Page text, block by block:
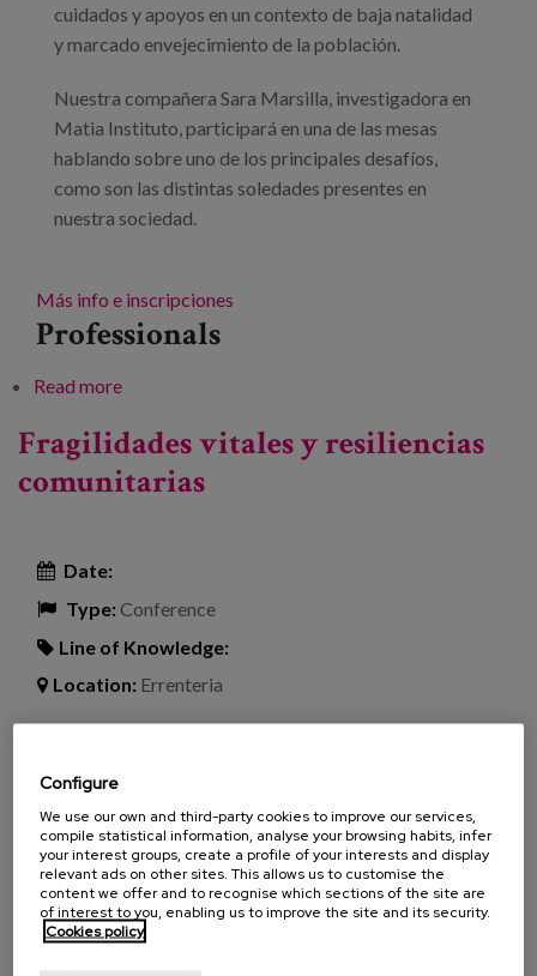
Work with us
cuidados y apoyos en un contexto de baja natalidad
y marcado envejecimiento de la población.
Nuestra compañera Sara Marsilla, investigadora en
Matia Instituto, participará en una de las mesas
hablando sobre uno de los principales desafíos,
como son las distintas soledades presentes en
nuestra sociedad.
Más info e inscripciones
Professionals
Read moreabout Cuidados a lo largo de la vida
Fragilidades vitales y resiliencias
comunitarias
Date:
Type:Conference
Line of Knowledge:
Location: Errenteria
Jornada organizada por Cáritas Gipuzkoa, en
colaboración con Instituto Pío XII, en la que, de la
mano de personas especialistas en la materia, se
abordará el tema de las fragilidades que podemos
vivir a lo largo de la vida y cómo los entornos
comunitarios ayudan a hacer frente a las mismas.
Configure
We use our own and third-party cookies to improve our services,
compile statistical information, analyse your browsing habits, infer
your interest groups, create a profile of your interests and display
relevant ads on other sites. This allows us to customise the
content we offer and to recognise which sections of the site are
of interest to you, enabling us to improve the site and its security.
Cookies policy